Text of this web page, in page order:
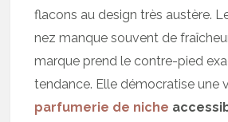
flacons au design très austère.
nez manque souvent de
marque prend le contre-pied
tendance. Elle démocratise une
parfumerie de niche